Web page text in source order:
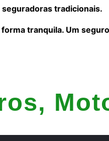
tradicionais.
tranquila. Um